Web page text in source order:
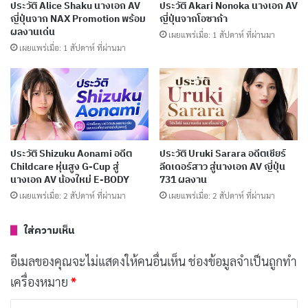
คิด แต่ก็แสดงให้เห็นว่าเธอเป็นคนที่มีแผนการชีวิตชัดเจน
ไม่ได้ยึดติดกับความนิยมในวงการ AV อย่างเดียว
บทความที่เกี่ยวข้อง
ประวัติ Yumi Nijimura นางเอก AV หน้าใหม่มาแรง
พร้อมผลงานเด่น
เผยแพร่เมื่อ: 5 วัน ที่ผ่านมา
ประวัติ Yume Nishimiya นางเอก AV ญี่ปุ่นชื่อดัง
พร้อมผลงานเด่น
ข่าว
ประวัติ Alice Shaku นางเอก AV
ญี่ปุ่นจาก NAX Promotion พร้อม
ผลงานเด่น
เผยแพร่เมื่อ: 1 สัปดาห์ ที่ผ่านมา
ประวัติ Akari Nonoka นางเอก AV
ญี่ปุ่นจากโอซาก้า
เผยแพร่เมื่อ: 1 สัปดาห์ ที่ผ่านมา
ประวัติ Shizuku Aonami อดีต
Childcare หุ่นสูง G-Cup สู่
นางเอก AV น้องใหม่ E-BODY
เผยแพร่เมื่อ: 2 สัปดาห์ ที่ผ่านมา
ประวัติ Uruki Sarara อดีตเชียร์
ลีดเดอร์สาว สู่นางเอก AV ญี่ปุ่น
731 ผลงาน
เผยแพร่เมื่อ: 2 สัปดาห์ ที่ผ่านมา
ใส่ความเห็น
อีเมลของคุณจะไม่แสดงให้คนอื่นเห็นช่องข้อมูลจำเป็นถูกทำ
เครื่องหมาย *